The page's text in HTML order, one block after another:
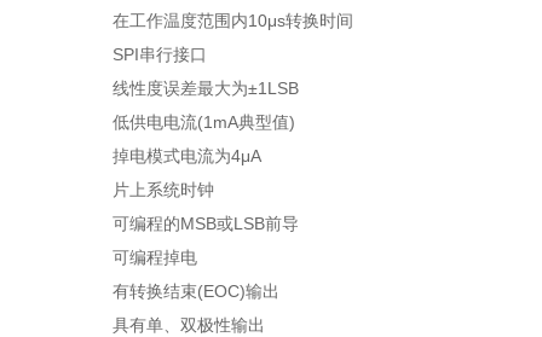
在工作温度范围内10μs转换时间
SPI串行接口
线性度误差最大为±1LSB
低供电电流(1mA典型值)
掉电模式电流为4μA
片上系统时钟
可编程的MSB或LSB前导
可编程掉电
有转换结束(EOC)输出
具有单、双极性输出